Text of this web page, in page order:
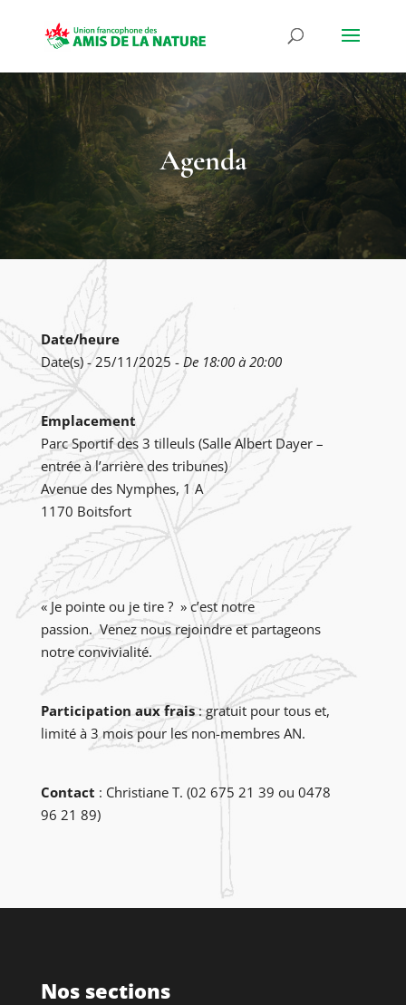
Agenda
Date/heure
Date(s) - 25/11/2025 - De 18:00 à 20:00
Emplacement
Parc Sportif des 3 tilleuls (Salle Albert Dayer –
entrée à l’arrière des tribunes)
Avenue des Nymphes, 1 A
1170 Boitsfort
« Je pointe ou je tire ? » c’est notre
passion. Venez nous rejoindre et partageons
notre convivialité.
Participation aux frais: gratuit pour tous et,
limité à 3 mois pour les non-membres AN.
Contact : Christiane T. (02 675 21 39 ou 0478
96 21 89)
Nos sections